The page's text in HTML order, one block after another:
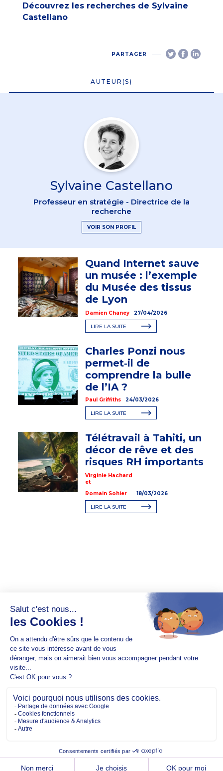
Découvrez les recherches de Sylvaine
Castellano
PARTAGER
AUTEUR(S)
Sylvaine Castellano
Professeur en stratégie - Directrice de la
recherche
VOIR SON PROFIL
Quand Internet sauve
un musée : l’exemple
du Musée des tissus
de Lyon
Damien Chaney 27/04/2026
LIRE LA SUITE
Charles Ponzi nous
permet‑il de
comprendre la bulle
de l’IA ?
Paul Griffiths 24/03/2026
LIRE LA SUITE
Télétravail à Tahiti, un
décor de rêve et des
risques RH importants
Virginie Hachard
et
Romain Sohier
18/03/2026
LIRE LA SUITE
Copyright @2026 EM Normandie
TWITTER